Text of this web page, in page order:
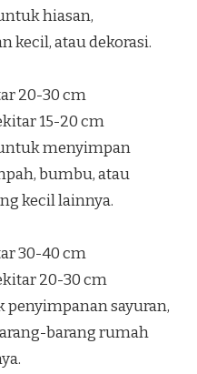
hiasan,
kecil, atau dekorasi.
20-30 cm
15-20 cm
menyimpan
bumbu, atau
kecil lainnya.
30-40 cm
20-30 cm
penyimpanan sayuran,
barang rumah